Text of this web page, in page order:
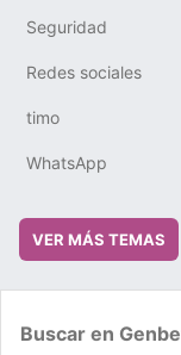
Seguridad
Redes sociales
timo
WhatsApp
VER MÁS TEMAS